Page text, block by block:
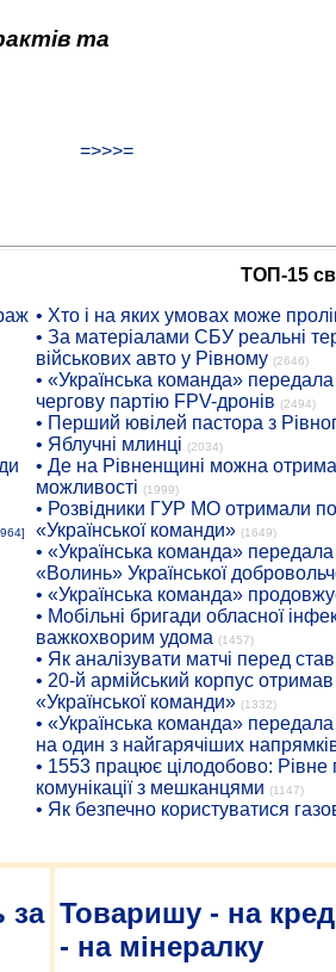
та
=>>>=
ТОП-15
• Хто і на яких умовах може
• За матеріалами СБУ реальні
військових авто у Рівному (2646)
• «Українська команда»
чергову партію FPV-дронів (2494)
• Перший ювілей пастора з
• Яблучні млинці (2034)
• Де на Рівненщині можна
можливості (1999)
• Розвідники ГУР МО отримали
«Української команди» (1649)
• «Українська команда»
«Волинь» Української
• «Українська команда»
• Мобільні бригади обласної
важкохворим удома (1457)
• Як аналізувати матчі перед
• 20-й армійський корпус
«Української команди» (1332)
• «Українська команда»
на один з найгарячіших
• 1553 працює цілодобово: Рівне
комунікації з мешканцями (1147)
• Як безпечно користуватися
за Товаришу - на
- на мінералку